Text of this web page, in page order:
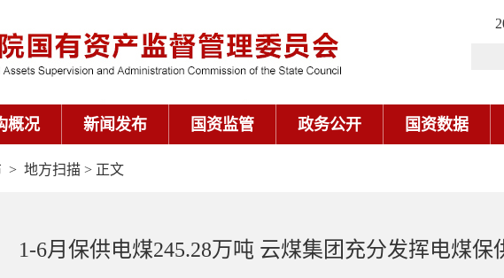
概况 新闻发布 国资监管 政务公开 国资数据
> 地方扫描 > 正文
1-6月保供电煤245.28万吨 云煤集团充分发挥电煤保